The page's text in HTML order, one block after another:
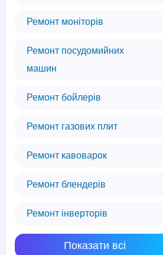
Ремонт моніторів
Ремонт посудомийних
машин
Ремонт бойлерів
Ремонт газових плит
Ремонт кавоварок
Ремонт блендерів
Ремонт інверторів
Показати всі